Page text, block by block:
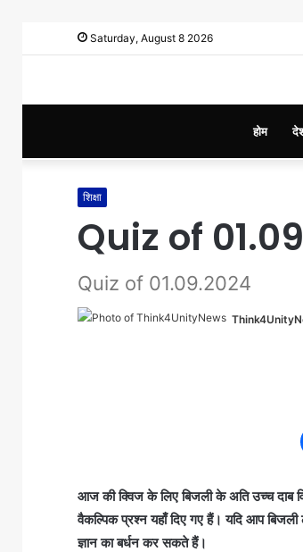
Saturday, August 8 2026
होम
शिक्षा
Quiz of
Quiz of 01.09.2024
आज की क्विज के लिए बिजली के अति उच्च दाब
वैकल्पिक प्रश्न यहाँ दिए गए हैं। यदि आप
ज्ञान का बर्धन कर सकते हैं।